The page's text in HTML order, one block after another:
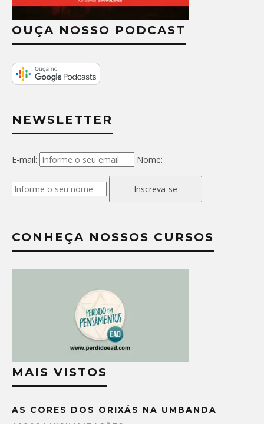
OUÇA NOSSO PODCAST
NEWSLETTER
E-mail: Nome:
Inscreva-se
CONHEÇA NOSSOS CURSOS
MAIS VISTOS
AS CORES DOS ORIXÁS NA UMBANDA